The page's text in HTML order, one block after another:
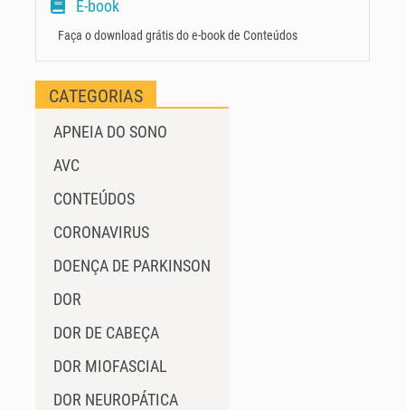
E-book
Faça o download grátis do e-book de Conteúdos
CATEGORIAS
APNEIA DO SONO
AVC
CONTEÚDOS
CORONAVIRUS
DOENÇA DE PARKINSON
DOR
DOR DE CABEÇA
DOR MIOFASCIAL
DOR NEUROPÁTICA